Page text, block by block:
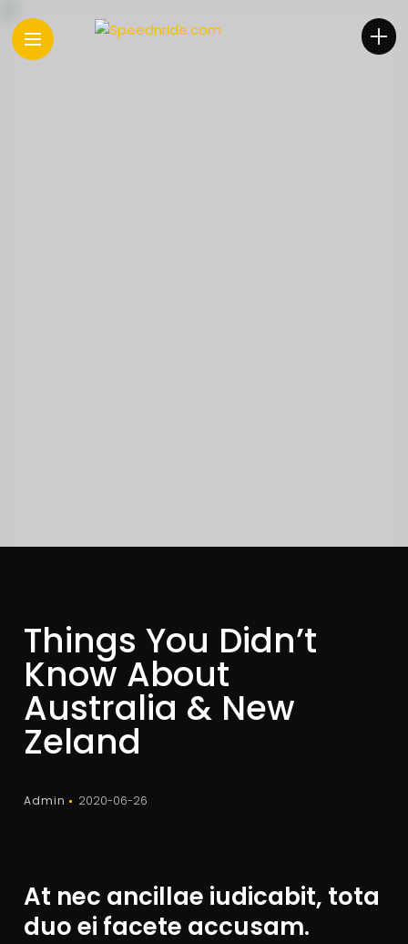
Things You Didn’t
Know About
Australia & New
Zeland
Admin 2020-06-26
At nec ancillae iudicabit, tota
duo ei facete accusam.